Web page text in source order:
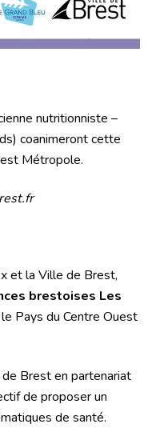
nutritionniste –
coanimeront cette
Métropole.
et la Ville de Brest,
brestoises Les
Pays du Centre Ouest
Brest en partenariat
de proposer un
de santé.